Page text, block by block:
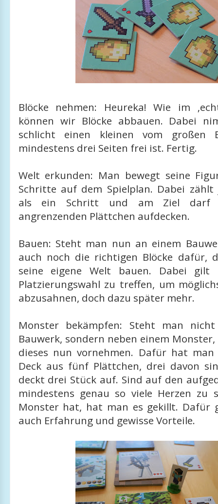
Blöcke nehmen: Heureka! Wie im
können wir Blöcke abbauen. Dabei
schlicht einen kleinen vom großen
mindestens drei Seiten frei ist. Fertig.
Welt erkunden: Man bewegt seine
Schritte auf dem Spielplan. Dabei zählt
als ein Schritt und am Ziel darf
angrenzenden Plättchen aufdecken.
Bauen: Steht man nun an einem
auch noch die richtigen Blöcke dafür,
seine eigene Welt bauen. Dabei gilt
Platzierungswahl zu treffen, um
abzusahnen, doch dazu später mehr.
Monster bekämpfen: Steht man
Bauwerk, sondern neben einem
dieses nun vornehmen. Dafür hat
Deck aus fünf Plättchen, drei davon
deckt drei Stück auf. Sind auf den
mindestens genau so viele Herzen zu
Monster hat, hat man es gekillt. Dafür
auch Erfahrung und gewisse Vorteile.